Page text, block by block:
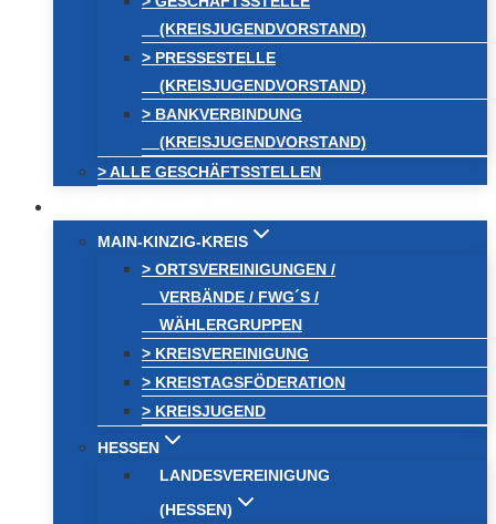
(KREISJUGENDVORSTAND)
> PRESSESTELLE
(KREISJUGENDVORSTAND)
> BANKVERBINDUNG
(KREISJUGENDVORSTAND)
> ALLE GESCHÄFTSSTELLEN
MAIN-KINZIG-KREIS
> ORTSVEREINIGUNGEN /
VERBÄNDE / FWG´S /
WÄHLERGRUPPEN
> KREISVEREINIGUNG
> KREISTAGSFÖDERATION
> KREISJUGEND
HESSEN
LANDESVEREINIGUNG
(HESSEN)